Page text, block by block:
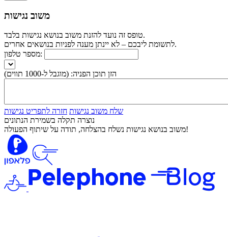
משוב נגישות
טופס זה נועד להזנת משוב בנושא נגישות בלבד.
לתשומת ליבכם – לא יינתן מענה לפניות בנושאים אחרים.
מספר טלפון:
הזן תוכן הפניה: (מוגבל ל-1000 תווים)
שלח משוב נגישות חזרה לתפריט נגישות
נוצרה תקלה בשמירת הנתונים
משוב בנושא נגישות נשלח בהצלחה, תודה על שיתוף הפעולה!